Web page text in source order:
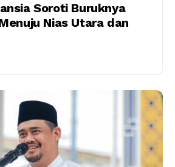
Soroti Buruknya
Nias Utara dan